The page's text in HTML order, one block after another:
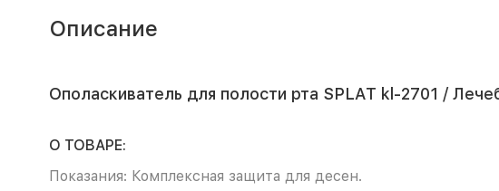
Описание
Ополаскиватель для полости рта SPLAT kl-2701 /
О ТОВАРЕ:
Показания: Комплексная защита для десен.